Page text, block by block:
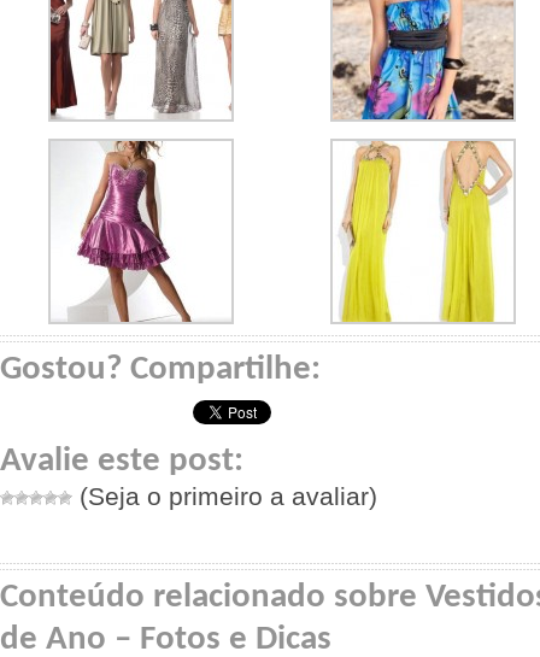
Gostou? Compartilhe:
Avalie este post:
(Seja o primeiro a avaliar)
Conteúdo relacionado sobre
de Ano – Fotos e Dicas